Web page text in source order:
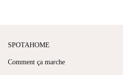
SPOTAHOME
Comment ça marche